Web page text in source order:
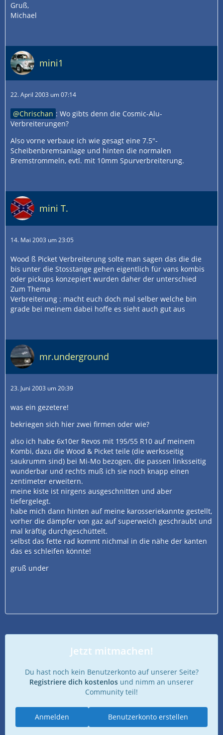
Gruß,
Michael
mini1
22. April 2003 um 07:14
Chrischan : Wo gibts denn die Cosmic-Alu-
Verbreiterungen?
Also vorne verbaue ich wie gesagt eine 7.5"-
Scheibenbremsanlage und hinten die normalen
Bremstrommeln, evtl. mit 10mm Spurverbreiterung.
mini T.
14. Mai 2003 um 23:05
Wood ß Picket Verbreiterung solte man sagen das die die
bis unter die Stosstange gehen eigentlich für vans kombis
oder pickups konzepiert wurden daher der unterschied
Zum Thema
Verbreiterung : macht euch doch mal selber welche bin
grade bei meinem dabei hoffe es sieht auch gut aus
mr.underground
23. Juni 2003 um 20:39
was ein gezetere!
bekriegen sich hier zwei firmen oder wie?
also ich habe 6x10er Revos mit 195/55 R10 auf meinem
Kombi, dazu die Wood & Picket teile (die werksseitig
saukrumm sind) bei Mi-Mo bezogen, die passen linksseitig
wunderbar und rechts muß ich sie noch knapp einen
zentimeter erweitern.
meine kiste ist nirgens ausgeschnitten und aber
tiefergelegt.
habe mich dann hinten auf meine karosseriekannte gestellt,
vorher die dämpfer von gaz auf superweich geschraubt und
mal kräftig durchgeschüttelt.
selbst das fette rad kommt nichmal in die nähe der kanten
das es schleifen könnte!
gruß under
Jetzt mitmachen!
Du hast noch kein Benutzerkonto auf unserer Seite?
Registriere dich kostenlos und nimm an unserer
Community teil!
Benutzerkonto erstellen
Anmelden